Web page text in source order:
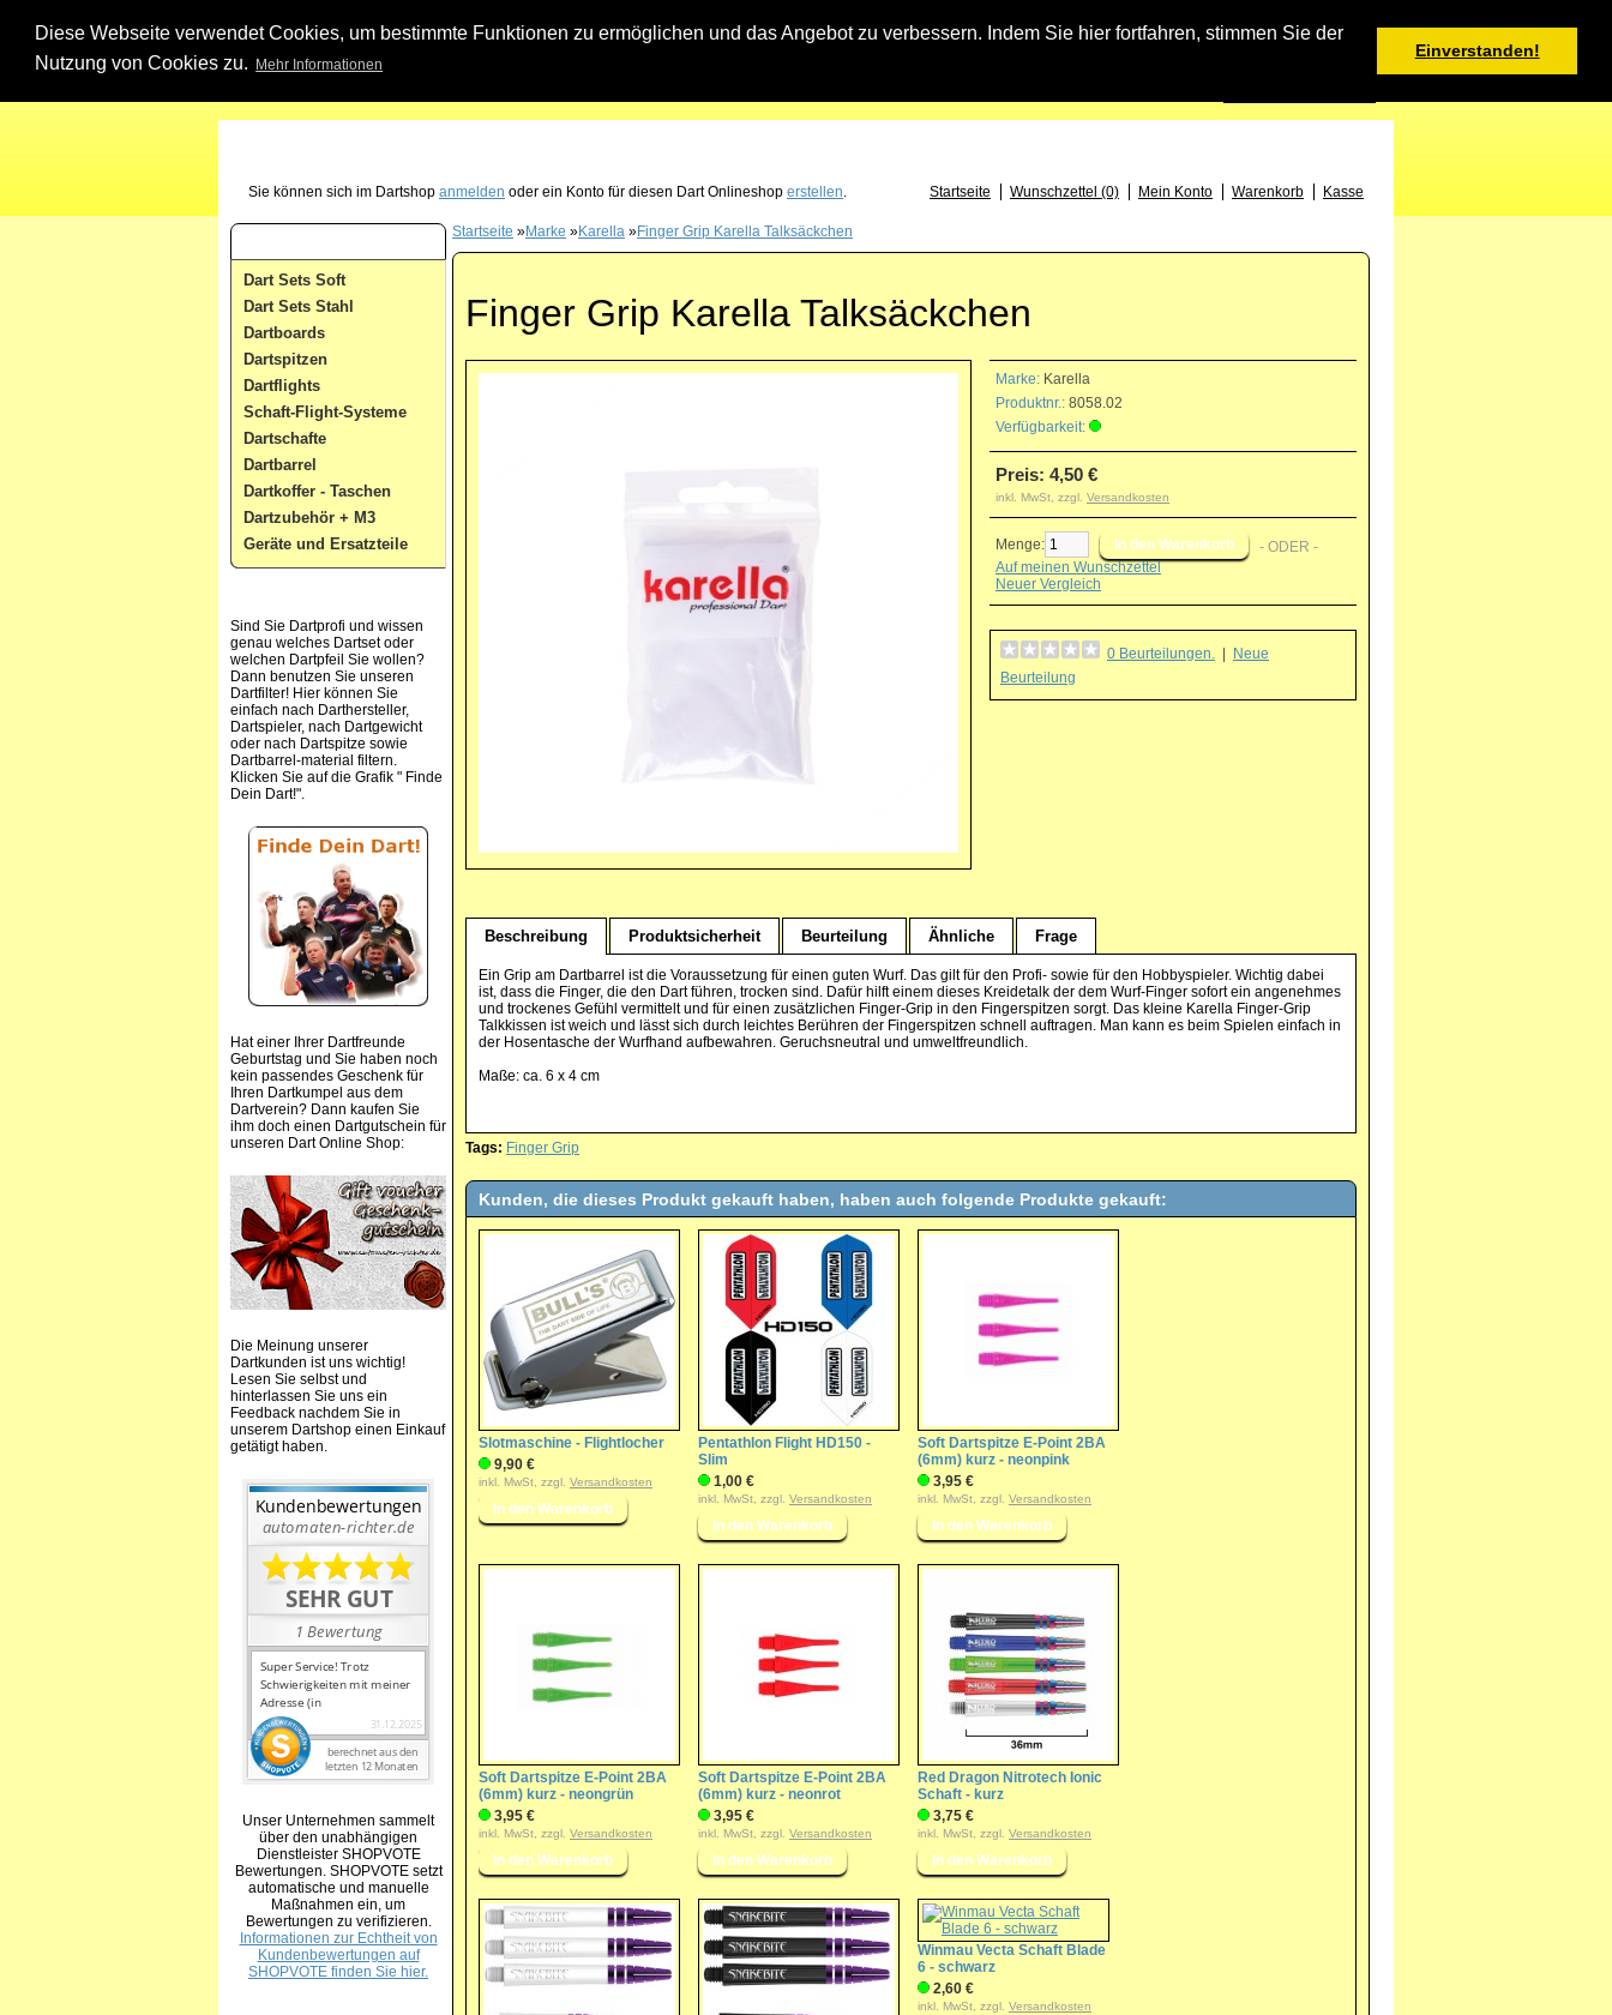
Diese Webseite verwendet Cookies, um bestimmte Funktionen zu ermöglichen und das Angebot zu verbessern. Indem Sie hier fortfahren, stimmen Sie der
Nutzung von Cookies zu.
Mehr Informationen
Einverstanden!
Warenkorb
Sie können sich im Dartshop anmelden oder ein Konto für diesen Dart Onlineshop erstellen. Startseite Wunschzettel (0) Mein Konto Warenkorb Kasse
Dart Sets Soft
Dart Sets Stahl
Dartboards
Dartspitzen
Dartflights
Schaft-Flight-Systeme
Dartschafte
Dartbarrel
Dartkoffer - Taschen
Dartzubehör + M3
Geräte und Ersatzteile
Sind Sie Dartprofi und wissen
genau welches Dartset oder
welchen Dartpfeil Sie wollen?
Dann benutzen Sie unseren
Dartfilter! Hier können Sie
einfach nach Darthersteller,
Dartspieler, nach Dartgewicht
oder nach Dartspitze sowie
Dartbarrel-material filtern.
Klicken Sie auf die Grafik " Finde
Dein Dart!".
Hat einer Ihrer Dartfreunde
Geburtstag und Sie haben noch
kein passendes Geschenk für
Ihren Dartkumpel aus dem
Dartverein? Dann kaufen Sie
ihm doch einen Dartgutschein für
unseren Dart Online Shop:
Die Meinung unserer
Dartkunden ist uns wichtig!
Lesen Sie selbst und
hinterlassen Sie uns ein
Feedback nachdem Sie in
unserem Dartshop einen Einkauf
getätigt haben.
Unser Unternehmen sammelt
über den unabhängigen
Dienstleister SHOPVOTE
Bewertungen. SHOPVOTE setzt
automatische und manuelle
Maßnahmen ein, um
Bewertungen zu verifizieren.
Informationen zur Echtheit von
Kundenbewertungen auf
SHOPVOTE finden Sie hier.
Startseite »Marke »Karella »Finger Grip Karella Talksäckchen
Finger Grip Karella Talksäckchen
Marke: Karella
Produktnr.: 8058.02
Verfügbarkeit:
Preis: 4,50 €
inkl. MwSt, zzgl. Versandkosten
Menge:
- ODER -
Auf meinen Wunschzettel
Neuer Vergleich
0 Beurteilungen.
Neue
Beurteilung
Beschreibung Produktsicherheit Beurteilung Ähnliche Frage
Ein Grip am Dartbarrel ist die Voraussetzung für einen guten Wurf. Das gilt für den Profi- sowie für den Hobbyspieler. Wichtig dabei
ist, dass die Finger, die den Dart führen, trocken sind. Dafür hilft einem dieses Kreidetalk der dem Wurf-Finger sofort ein angenehmes
und trockenes Gefühl vermittelt und für einen zusätzlichen Finger-Grip in den Fingerspitzen sorgt. Das kleine Karella Finger-Grip
Talkkissen ist weich und lässt sich durch leichtes Berühren der Fingerspitzen schnell auftragen. Man kann es beim Spielen einfach in
der Hosentasche der Wurfhand aufbewahren. Geruchsneutral und umweltfreundlich.
Maße: ca. 6 x 4 cm
Tags: Finger Grip
Kunden, die dieses Produkt gekauft haben, haben auch folgende Produkte gekauft:
Slotmaschine - Flightlocher
9,90 €
inkl. MwSt, zzgl. Versandkosten
Pentathlon Flight HD150 -
Slim
1,00 €
inkl. MwSt, zzgl. Versandkosten
Soft Dartspitze E-Point 2BA
(6mm) kurz - neonpink
3,95 €
inkl. MwSt, zzgl. Versandkosten
Soft Dartspitze E-Point 2BA
(6mm) kurz - neongrün
3,95 €
inkl. MwSt, zzgl. Versandkosten
Soft Dartspitze E-Point 2BA
(6mm) kurz - neonrot
3,95 €
inkl. MwSt, zzgl. Versandkosten
Red Dragon Nitrotech Ionic
Schaft - kurz
3,75 €
inkl. MwSt, zzgl. Versandkosten
Winmau Vecta Schaft Blade
6 - schwarz
2,60 €
inkl. MwSt, zzgl. Versandkosten